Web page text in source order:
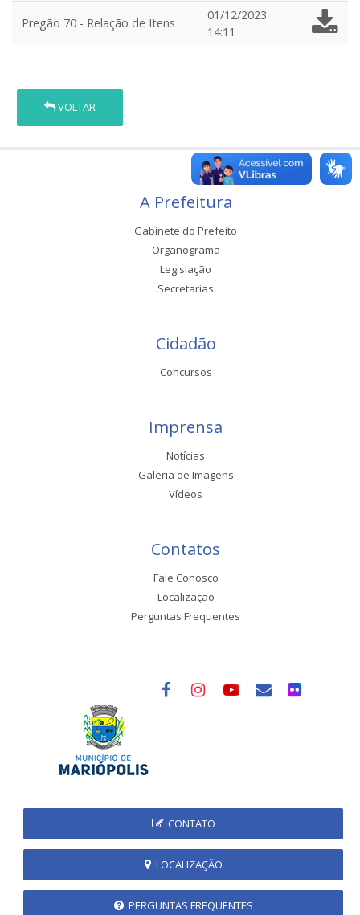
Pregão 70 - Relação de Itens
01/12/2023
14:11
VOLTAR
A Prefeitura
Gabinete do Prefeito
Organograma
Legislação
Secretarias
Cidadão
Concursos
Imprensa
Notícias
Galeria de Imagens
Vídeos
Contatos
Fale Conosco
Localização
Perguntas Frequentes
CONTATO
LOCALIZAÇÃO
PERGUNTAS FREQUENTES